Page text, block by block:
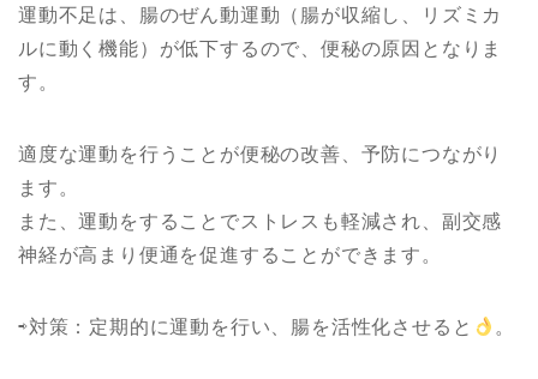
運動不足は、腸のぜん動運動（腸が収縮し、リズミカ
ルに動く機能）が低下するので、便秘の原因となりま
す。
適度な運動を行うことが便秘の改善、予防につながり
ます。
また、運動をすることでストレスも軽減され、副交感
神経が高まり便通を促進することができます。
⇨対策：定期的に運動を行い、腸を活性化させると 。